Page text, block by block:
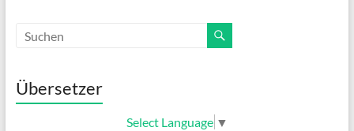
Übersetzer
Select Language ▼